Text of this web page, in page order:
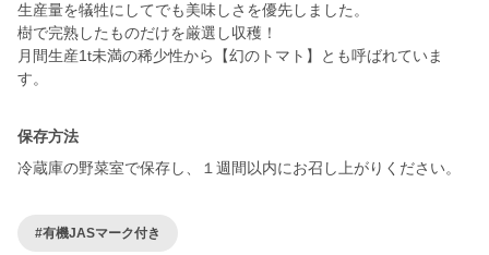
生産量を犠牲にしてでも美味しさを優先しました。
樹で完熟したものだけを厳選し収穫！
月間生産1t未満の稀少性から【幻のトマト】とも呼ばれていま
す。
保存方法
冷蔵庫の野菜室で保存し、１週間以内にお召し上がりください。
#有機JASマーク付き